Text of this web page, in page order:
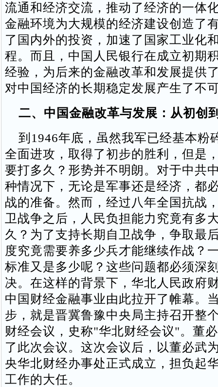
流通和经济交流，推动了经济的一体
金融环境为大规模的经济建设创造了
了国内外的投资，加速了国家工业化
程。而且，中国人民银行在成立初期
经验，为后来的金融改革和发展提供
对中国经济的长期稳定发展产生了不
二、中国金融改革与发展：从初创
到1946年底，虽然我军已经基本粉
全面进攻，取得了初步的胜利，但是
要打多久？形势并不明朗。对于中共
种情况下，无论是军事还是经济，都
战的准备。然而，经过八年全国抗战
卫战争之后，人民负担能力究竟有多
久？为了支持长期自卫战争，争取最
度究竟需要养多少兵才能继续作战？
标准又是多少呢？这些问题都必须深
决。在这样的背景下，华北人民政府
中国财经金融事业由此拉开了帷幕。
步，就是晋冀鲁豫中央局主持召开整
财经会议，史称"华北财经会议"。董
了此次会议。这次会议后，以董必武
央华北财经办事处正式成立，担负起
工作的大任。